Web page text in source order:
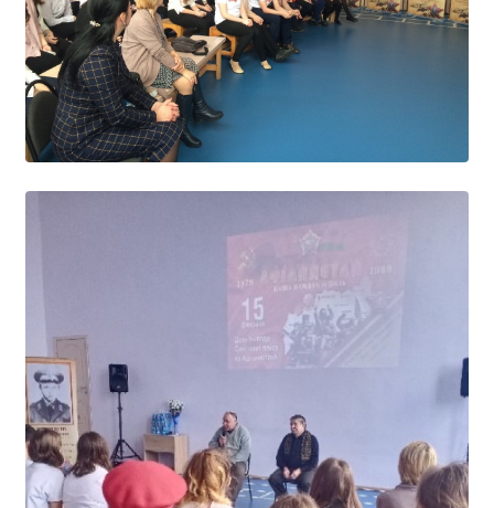
Расписание занятий
Заочное отделение
Локальные акты
ВОСПИТАТЕЛЬНАЯ РАБОТА
Информационная безопасность
Информация для детей-сирот
Памятные даты военной истории
Пожарная безопасность
Программа воспитания
Противодействие терроризму
Профилактическая работа
Работа педагога-психолога